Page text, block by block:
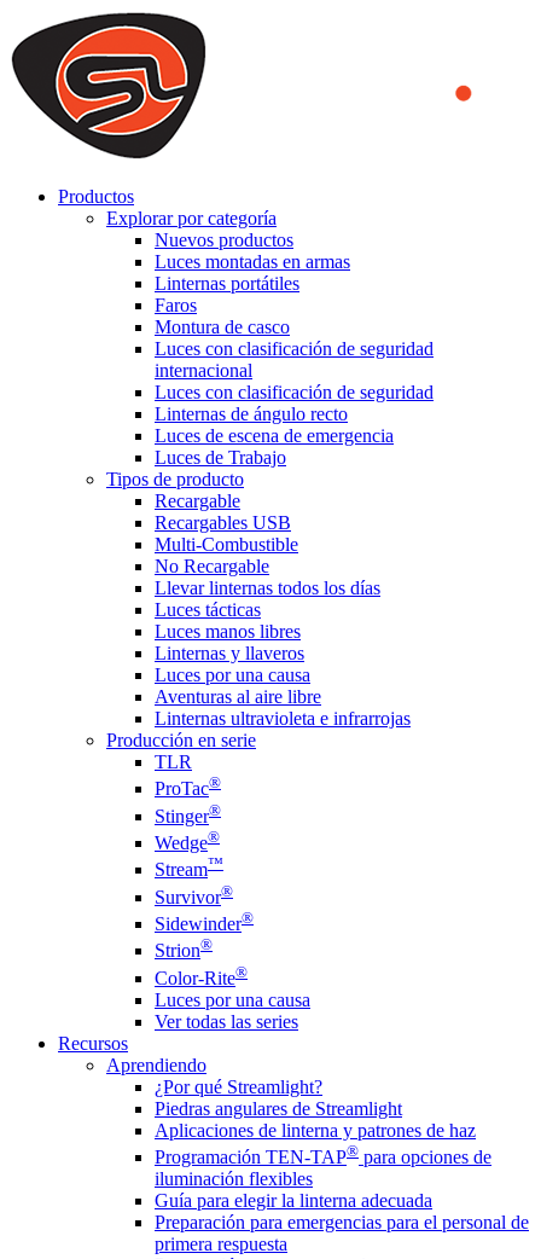
We use cookies to ensure that we provide you the best experience
on our website. By continuing to browse this website, you accept
that cookies are used to help us analyze how the website is used and
to offer you a better experience. To learn more or to find out how
you can disable cookies, you can access our
Productos
Explorar por categoría
Nuevos productos
Luces montadas en armas
Linternas portátiles
Faros
Montura de casco
Luces con clasificación de seguridad
internacional
Luces con clasificación de seguridad
Linternas de ángulo recto
Luces de escena de emergencia
Luces de Trabajo
Tipos de producto
Recargable
Recargables USB
Multi-Combustible
No Recargable
Llevar linternas todos los días
Luces tácticas
Luces manos libres
Linternas y llaveros
Luces por una causa
Aventuras al aire libre
Linternas ultravioleta e infrarrojas
Producción en serie
TLR
ProTac®
Stinger®
Wedge®
Stream™
Survivor®
Sidewinder®
Strion®
Color-Rite®
Luces por una causa
Ver todas las series
Recursos
Aprendiendo
¿Por qué Streamlight?
Piedras angulares de Streamlight
Aplicaciones de linterna y patrones de haz
Programación TEN-TAP® para opciones de
iluminación flexibles
Guía para elegir la linterna adecuada
Preparación para emergencias para el personal de
primera respuesta